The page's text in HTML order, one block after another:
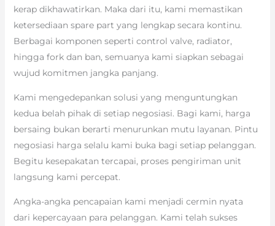
kerap dikhawatirkan. Maka dari itu, kami memastikan
ketersediaan spare part yang lengkap secara kontinu.
Berbagai komponen seperti control valve, radiator,
hingga fork dan ban, semuanya kami siapkan sebagai
wujud komitmen jangka panjang.
Kami mengedepankan solusi yang menguntungkan
kedua belah pihak di setiap negosiasi. Bagi kami, harga
bersaing bukan berarti menurunkan mutu layanan. Pintu
negosiasi harga selalu kami buka bagi setiap pelanggan.
Begitu kesepakatan tercapai, proses pengiriman unit
langsung kami percepat.
Angka-angka pencapaian kami menjadi cermin nyata
dari kepercayaan para pelanggan. Kami telah sukses